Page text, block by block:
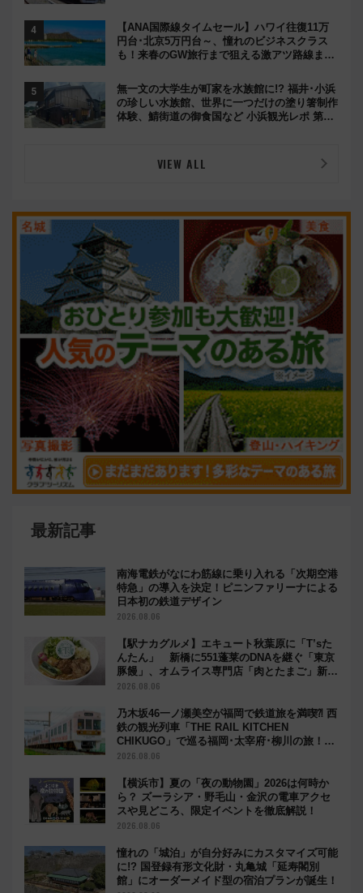
【ANA国際線タイムセール】ハワイ往復11万
円台･北京5万円台～、憧れのビジネスクラス
も！来春のGW旅行まで狙える激アツ路線まと
無一文の大学生が町家を水族館に!? 福井･小浜
の珍しい水族館、世界に一つだけの塗り箸制作
体験、鯖街道の御食国など 小浜観光レポ 第2
VIEW ALL
最新記事
南海電鉄がなにわ筋線に乗り入れる「次期空港
特急」の導入を決定！ピニンファリーナによる
日本初の鉄道デザイン
2026.08.06
【駅ナカグルメ】エキュート秋葉原に「T’sた
んたん」 新橋に551蓬莱のDNAを継ぐ「東京
豚饅」、オムライス専門店「肉とたまご」新グ
ルメ続々登場！【2026年8月】
2026.08.06
乃木坂46一ノ瀬美空が福岡で鉄道旅を満喫⁈ 西
鉄の観光列車「THE RAIL KITCHEN
CHIKUGO」で巡る福岡･太宰府･柳川の旅！
YouTubeが公開に
2026.08.06
【横浜市】夏の「夜の動物園」2026は何時か
ら？ ズーラシア・野毛山・金沢の電車アクセ
スや見どころ、限定イベントを徹底解説！
2026.08.06
憧れの「城泊」が自分好みにカスタマイズ可能
に!? 国登録有形文化財・丸亀城「延寿閣別
館」にオーダーメイド型の宿泊プランが誕生！